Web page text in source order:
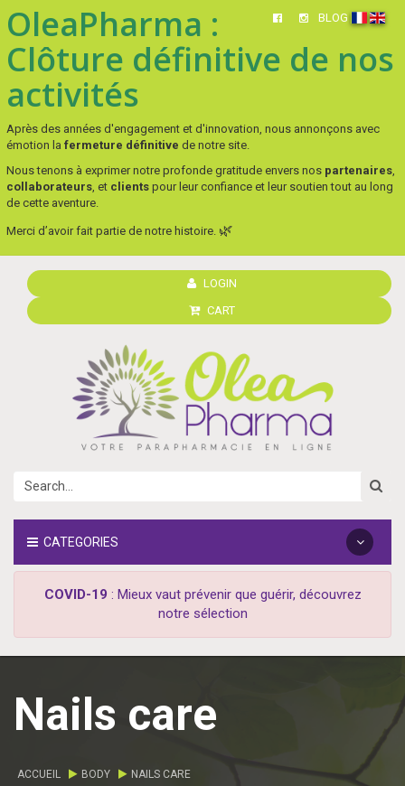
BLOG
OleaPharma :
Clôture définitive de nos
activités
Après des années d'engagement et d'innovation, nous annonçons avec
émotion la fermeture définitive de notre site.
Nous tenons à exprimer notre profonde gratitude envers nos partenaires,
collaborateurs, et clients pour leur confiance et leur soutien tout au long
de cette aventure.
Merci d’avoir fait partie de notre histoire. 🌿
LOGIN
CART
CATEGORIES
COVID-19 : Mieux vaut prévenir que guérir, découvrez
notre sélection
Nails care
ACCUEIL BODY NAILS CARE